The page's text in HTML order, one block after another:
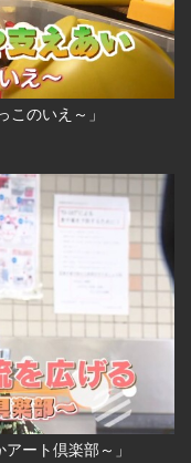
このいえ～」
ート倶楽部～」